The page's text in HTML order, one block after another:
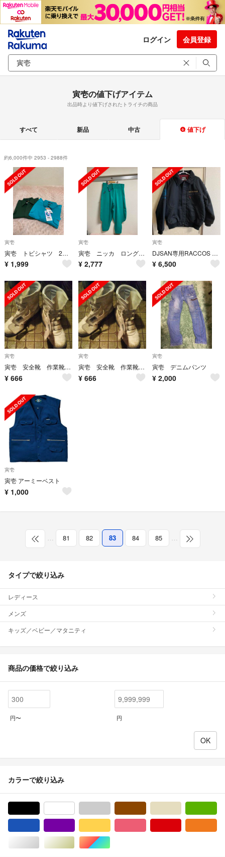
ログイン 会員登録
寅壱の値下げアイテム
出品時より値下げされたトライチの商品
すべて 新品 中古 値下げ
約6,000件中 2953 - 2988件
寅壱
寅壱 トビシャツ 2枚セット M 未使用
¥ 1,999
寅壱
寅壱 ニッカ ロング胴付八分 w100 未使用
¥ 2,777
寅壱
DJSAN専用RACCOS BURGER 寅壱 Lサイズ ラコスバーガー
¥ 6,500
寅壱
寅壱 安全靴 作業靴 白 29cm
¥ 666
寅壱
寅壱 安全靴 作業靴 白 29cm
¥ 666
寅壱
寅壱 デニムパンツ
¥ 2,000
寅壱
寅壱 アーミーベスト
¥ 1,000
… 81 82 83 84 85 …
タイプで絞り込み
レディース
メンズ
キッズ／ベビー／マタニティ
商品の価格で絞り込み
円〜 円
カラーで絞り込み
シルバー/銀色系ゴールド/金色系マルチカラー